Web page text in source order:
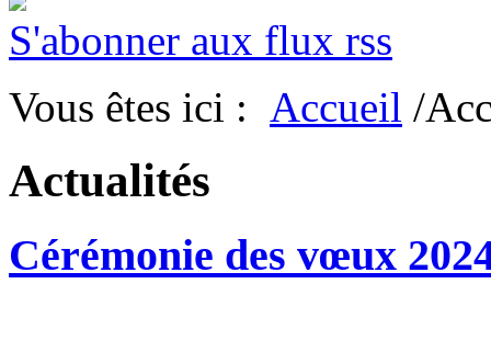
S'abonner aux flux rss
Vous êtes ici : Accueil /
Actualités
Cérémonie des vœux